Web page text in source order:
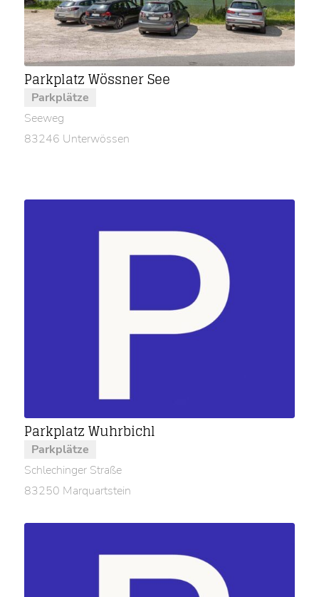
Parkplatz Wössner See
Parkplätze
Seeweg
83246 Unterwössen
Parkplatz Wuhrbichl
Parkplätze
Schlechinger Straße
83250 Marquartstein